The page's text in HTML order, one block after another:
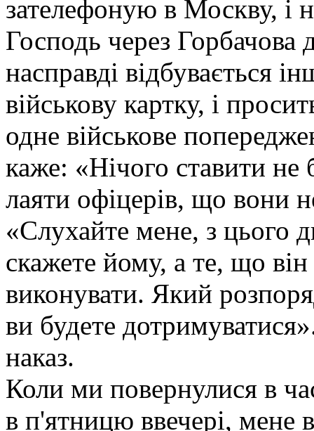
зателефоную в Москву, і
Господь через Горбачова
насправді відбувається
військову картку, і
одне військове
каже: «Нічого ставити не
лаяти офіцерів, що вони
«Слухайте мене, з цього
скажете йому, а те, що
виконувати. Який
ви будете
наказ.
Коли ми повернулися в
в п'ятницю ввечері, мене